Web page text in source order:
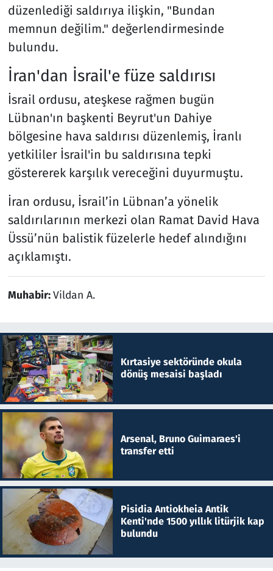
düzenlediği saldırıya ilişkin, "Bundan
memnun değilim." değerlendirmesinde
bulundu.
İran'dan İsrail'e füze saldırısı
İsrail ordusu, ateşkese rağmen bugün
Lübnan'ın başkenti Beyrut'un Dahiye
bölgesine hava saldırısı düzenlemiş, İranlı
yetkililer İsrail'in bu saldırısına tepki
göstererek karşılık vereceğini duyurmuştu.
İran ordusu, İsrail’in Lübnan’a yönelik
saldırılarının merkezi olan Ramat David Hava
Üssü’nün balistik füzelerle hedef alındığını
açıklamıştı.
Muhabir:Vildan A.
Kırtasiye sektöründe okula
dönüş mesaisi başladı
Arsenal, Bruno Guimaraes'i
transfer etti
Pisidia Antiokheia Antik
Kenti'nde 1500 yıllık litürjik kap
bulundu